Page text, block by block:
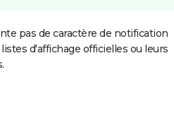
pas de caractère de notification
d'affichage officielles ou leurs